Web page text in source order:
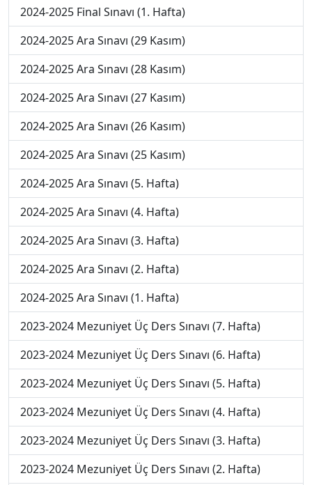
2024-2025 Final Sınavı (1. Hafta)
2024-2025 Ara Sınavı (29 Kasım)
2024-2025 Ara Sınavı (28 Kasım)
2024-2025 Ara Sınavı (27 Kasım)
2024-2025 Ara Sınavı (26 Kasım)
2024-2025 Ara Sınavı (25 Kasım)
2024-2025 Ara Sınavı (5. Hafta)
2024-2025 Ara Sınavı (4. Hafta)
2024-2025 Ara Sınavı (3. Hafta)
2024-2025 Ara Sınavı (2. Hafta)
2024-2025 Ara Sınavı (1. Hafta)
2023-2024 Mezuniyet Üç Ders Sınavı (7. Hafta)
2023-2024 Mezuniyet Üç Ders Sınavı (6. Hafta)
2023-2024 Mezuniyet Üç Ders Sınavı (5. Hafta)
2023-2024 Mezuniyet Üç Ders Sınavı (4. Hafta)
2023-2024 Mezuniyet Üç Ders Sınavı (3. Hafta)
2023-2024 Mezuniyet Üç Ders Sınavı (2. Hafta)